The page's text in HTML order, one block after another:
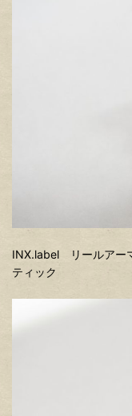
INX.label リールアー
ティック